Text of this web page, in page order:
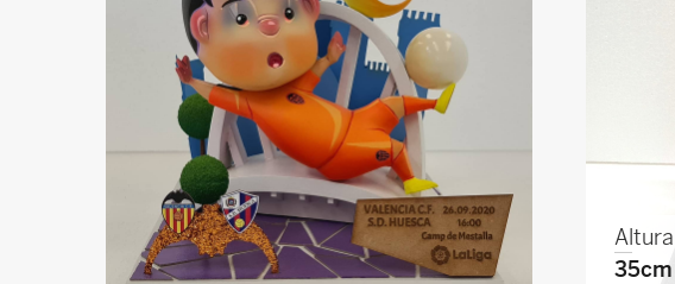
Altura
35cm